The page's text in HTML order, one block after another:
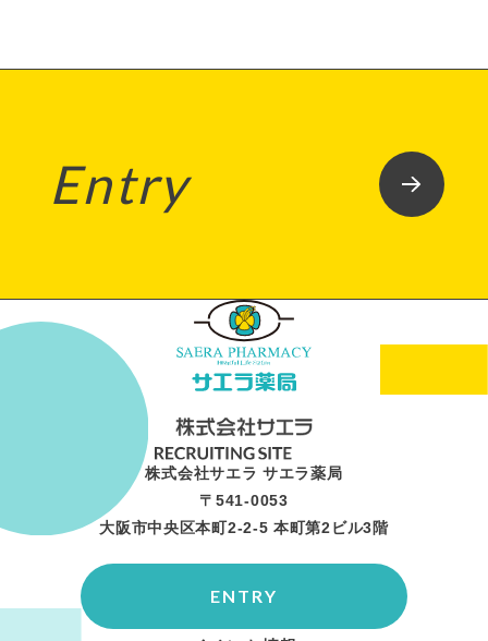
Entry
株式会社サエラ サエラ薬局
〒541-0053
大阪市中央区本町2-2-5 本町第2ビル3階
ENTRY